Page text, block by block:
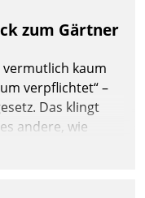
zum Gärtner
kaum
verpflichtet“ –
Das klingt
andere, wie
mit der